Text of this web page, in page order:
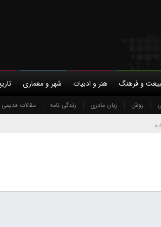
ما حمایت مالی حریم خصوصی سیاسی
و فرهنگ هنر و ادبیات شهر و معماری
روش زبان مادری زندگی نامه مقالات قدیمی